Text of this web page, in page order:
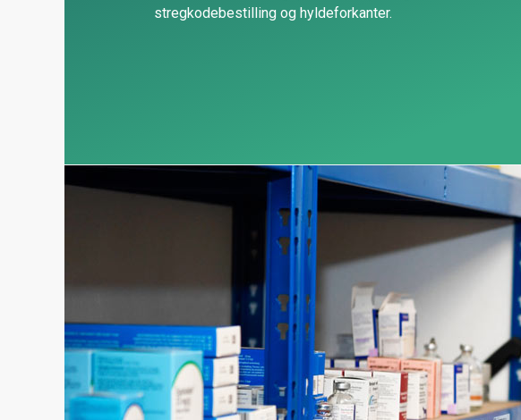
stregkodebestilling og hyldeforkanter.